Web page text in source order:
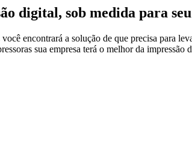
digital, sob medida para
encontrará a solução de que precisa para
sua empresa terá o melhor da impressão